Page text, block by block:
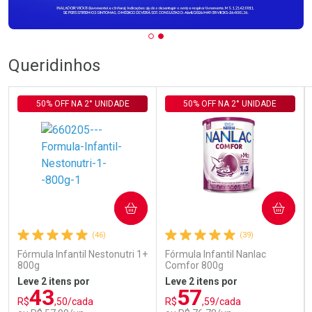
Queridinhos
(46)
Fórmula Infantil Nestonutri 1+
800g
50% OFF NA 2° UNIDADE
Leve 2 itens por
R$43,50/cada
COMPRAR
(39)
Fórmula Infantil Nanlac
Comfor 800g
50% OFF NA 2° UNIDADE
Leve 2 itens por
R$57,59/cada
COMPRAR